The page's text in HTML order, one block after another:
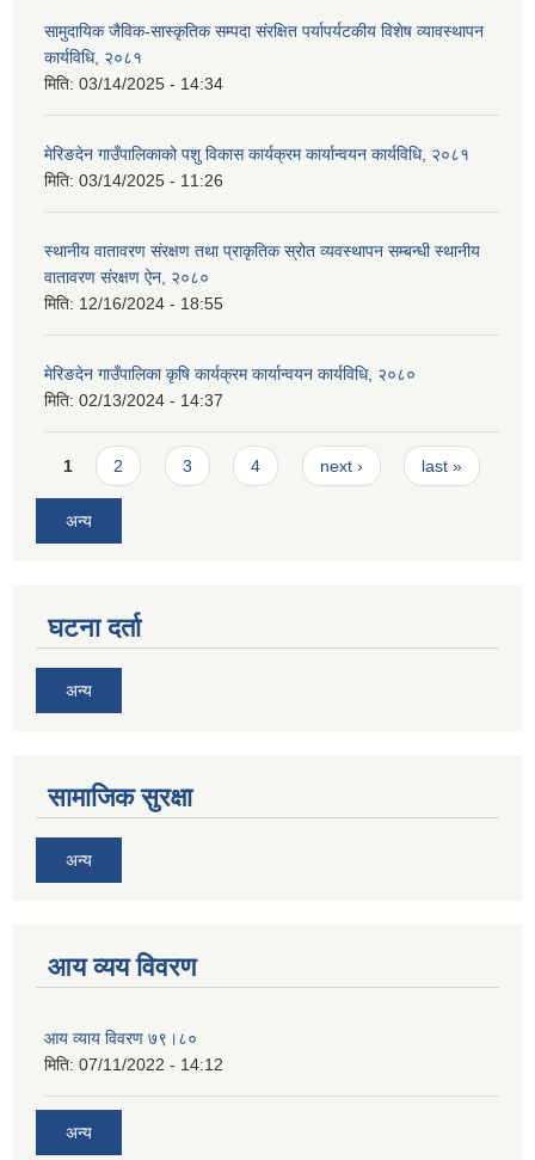
सामुदायिक जैविक-सास्कृतिक सम्पदा संरक्षित पर्यापर्यटकीय विशेष व्यावस्थापन
कार्यविधि, २०८१
मिति: 03/14/2025 - 14:34
मेरिङदेन गाउँपालिकाको पशु विकास कार्यक्रम कार्यान्वयन कार्यविधि, २०८१
मिति: 03/14/2025 - 11:26
स्थानीय वातावरण संरक्षण तथा प्राकृतिक स्रोत व्यवस्थापन सम्बन्धी स्थानीय
वातावरण संरक्षण ऐन, २०८०
मिति: 12/16/2024 - 18:55
मेरिङदेन गाउँपालिका कृषि कार्यक्रम कार्यान्वयन कार्यविधि, २०८०
मिति: 02/13/2024 - 14:37
Pages
1 2 3 4 next › last »
अन्य
घटना दर्ता
अन्य
सामाजिक सुरक्षा
अन्य
आय व्यय विवरण
आय व्याय विवरण ७९।८०
मिति: 07/11/2022 - 14:12
अन्य